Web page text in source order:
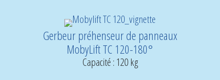
Gerbeur préhenseur de panneaux
MobyLift TC 120-180°
Capacité : 120 kg